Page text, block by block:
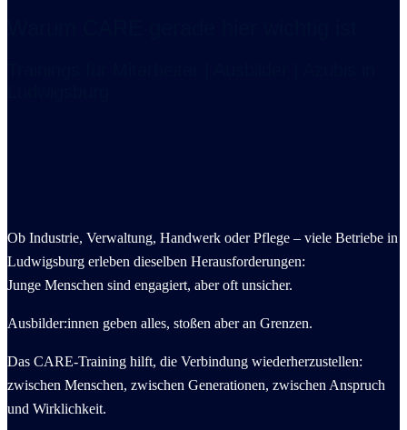
Ob Industrie, Verwaltung, Handwerk oder Pflege – viele Betriebe in
Ludwigsburg erleben dieselben Herausforderungen:
Junge Menschen sind engagiert, aber oft unsicher.
Ausbilder:innen geben alles, stoßen aber an Grenzen.
Das CARE-Training hilft, die Verbindung wiederherzustellen:
zwischen Menschen, zwischen Generationen, zwischen Anspruch
und Wirklichkeit.